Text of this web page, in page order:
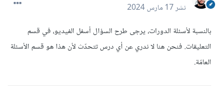
نشر17 مارس 2024
بالنسبة لأسئلة الدورات، يرجى طرح السؤال أسفل الفيديو، في قسم
التعليقات. فنحن هنا لا ندري عن أي درس تتحدّث لأن هذا هو قسم الأسئلة
العامّة.